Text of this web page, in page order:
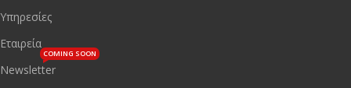
Υπηρεσίες
Εταιρεία
Newsletter
COMING SOON